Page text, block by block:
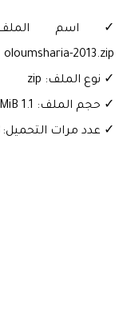
oloumsharia-2013.zip
✓ نوع الملف: zip
✓ حجم الملف: 1.1 MiB
✓ عدد مرات التحميل: 453